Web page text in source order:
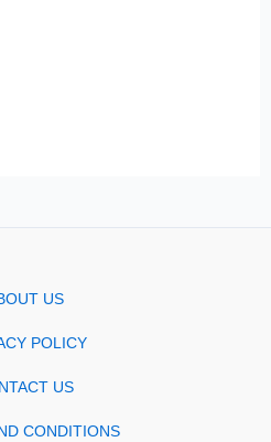
US
POLICY
US
CONDITIONS